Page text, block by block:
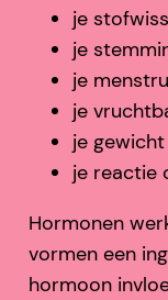
je
je
je
je
je gewicht
je reactie
Hormonen
vormen een
hormoon